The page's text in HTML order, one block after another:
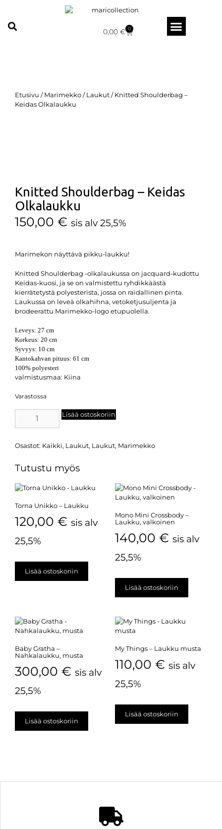
0,00 € 0
Etusivu /Marimekko/Laukut/ Knitted Shoulderbag –
Keidas Olkalaukku
Knitted Shoulderbag – Keidas
Olkalaukku
150,00 € sis alv 25,5%
Marimekon näyttävä pikku-laukku!
Knitted Shoulderbag -olkalaukussa on jacquard-kudottu
Keidas-kuosi, ja se on valmistettu ryhdikkäästä
kierrätetystä polyesterista, jossa on raidallinen pinta.
Laukussa on leveä olkahihna, vetoketjusuljenta ja
brodeerattu Marimekko-logo etupuolella.
Leveys: 27 cm
Korkeus: 20 cm
Syvyys: 10 cm
Kantokahvan pituus: 61 cm
100% polyesteri
valmistusmaa: Kiina
Varastossa
Lisää ostoskoriin
Osastot: Kaikki, Laukut, Laukut, Marimekko
Tutustu myös
Torna Unikko – Laukku
120,00 € sis alv
25,5%
Lisää ostoskoriin
Mono Mini Crossbody –
Laukku, valkoinen
140,00 € sis alv
25,5%
Lisää ostoskoriin
Baby Gratha –
Nahkalaukku, musta
300,00 € sis alv
25,5%
Lisää ostoskoriin
My Things – Laukku musta
110,00 € sis alv
25,5%
Lisää ostoskoriin